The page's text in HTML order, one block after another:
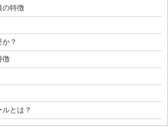
の特徴
？
徴
とは？